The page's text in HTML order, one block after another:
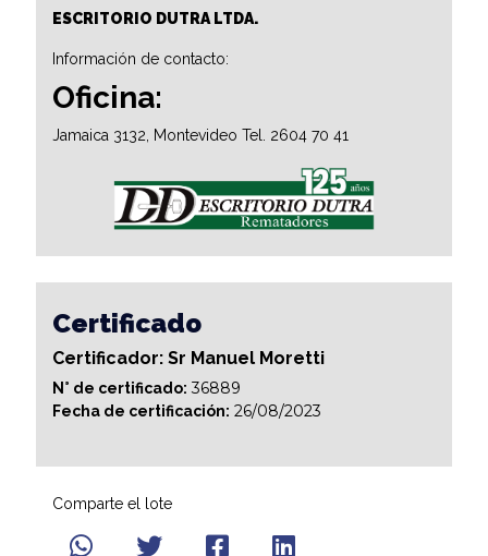
ESCRITORIO DUTRA LTDA.
Información de contacto:
Oficina:
Jamaica 3132, Montevideo Tel. 2604 70 41
Certificado
Certificador: Sr Manuel Moretti
N° de certificado: 36889
Fecha de certificación: 26/08/2023
Comparte el lote